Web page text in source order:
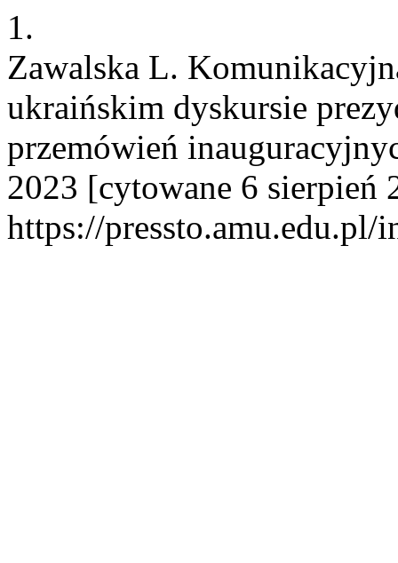
1.
Zawalska L.
ukraińskim dyskursie
przemówień
2023 [cytowane 6 sierpień
https://